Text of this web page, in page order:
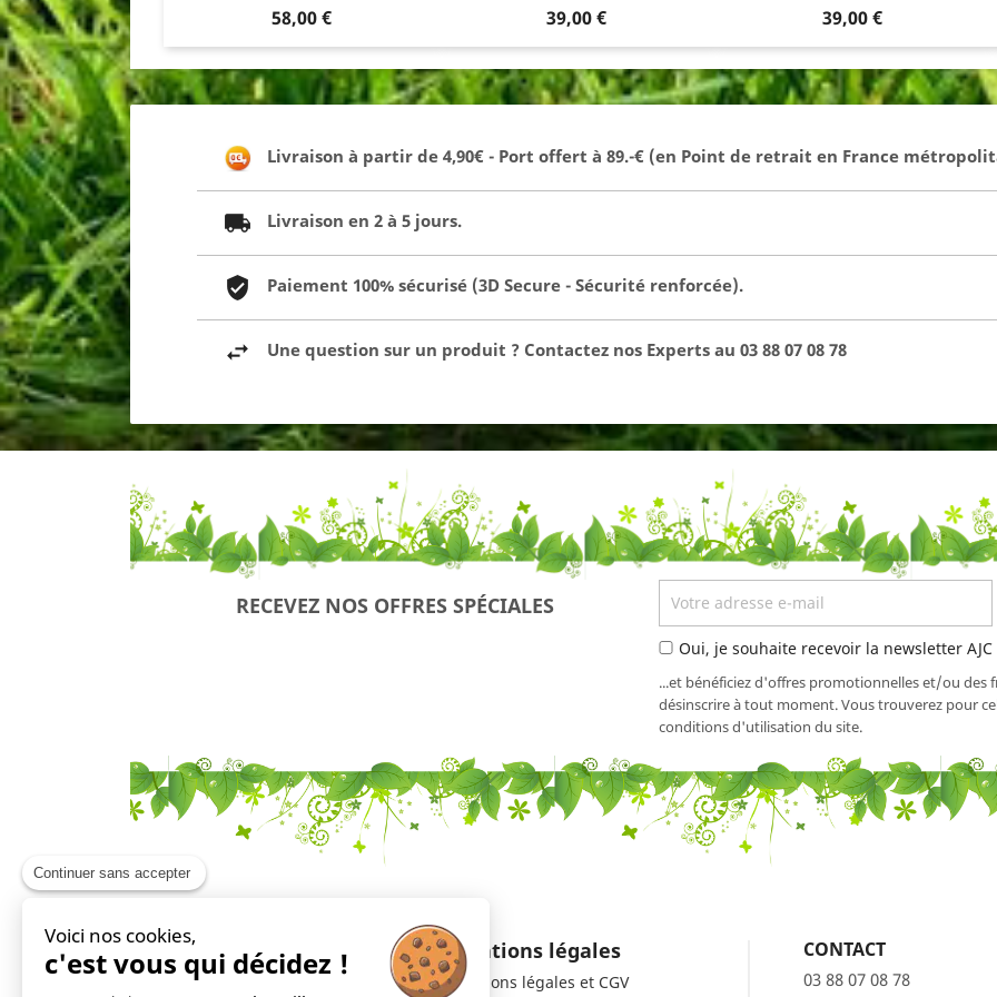
Continuer sans accepter
Voici nos cookies,
c'est vous qui décidez !
Prix
58,00 € Prix
39,00 € Prix
39,00 €
Livraison à partir de 4,90€ - Port offert à 89.-€ (en Point de retrait en France
Livraison en 2 à 5 jours.
Paiement 100% sécurisé (3D Secure - Sécurité renforcée).
Une question sur un produit ? Contactez nos Experts au 03 88 07 08 78
RECEVEZ NOS OFFRES SPÉCIALES
Oui, je souhaite recevoir la newsletter
...et bénéficiez d'offres promotionnelles et/ou des
désinscrire à tout moment. Vous trouverez pour
conditions d'utilisation du site.
En savoir plus
Livraison
Mentions légales
Mentions légales et CGV
CONTACT
03 88 07 08 78